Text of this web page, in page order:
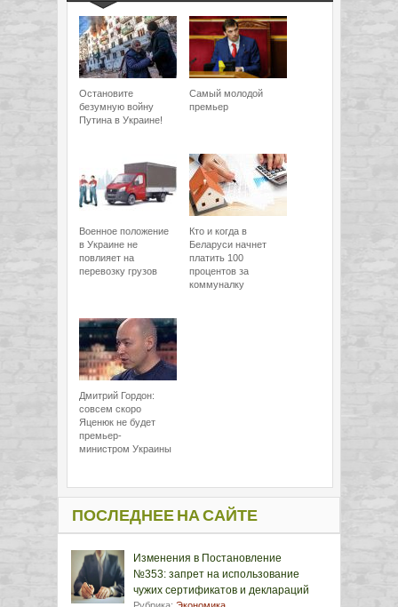
Остановите
безумную войну
Путина в Украине!
Самый молодой
премьер
Военное положение
в Украине не
повлияет на
перевозку грузов
Кто и когда в
Беларуси начнет
платить 100
процентов за
коммуналку
Дмитрий Гордон:
совсем скоро
Яценюк не будет
премьер-
министром Украины
ПОСЛЕДНЕЕ НА САЙТЕ
Изменения в Постановление
№353: запрет на использование
чужих сертификатов и деклараций